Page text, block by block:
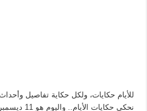
عوالم منصورة عز الدين.. حين يصبح الزمن
للأيام حكايات، ولكل حكاية تفاصيل